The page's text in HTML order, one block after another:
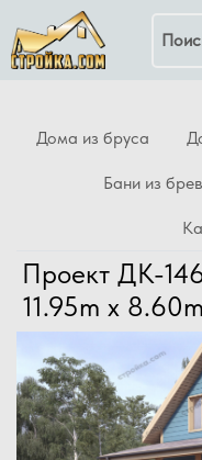
Дома из бруса
Бани из
Проект ДК-
11.95m x 8.60m